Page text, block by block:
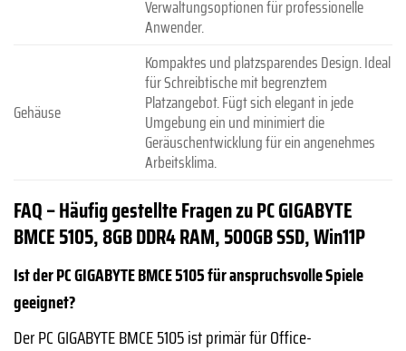
Verwaltungsoptionen für professionelle
Anwender.
Gehäuse
Kompaktes und platzsparendes Design. Ideal
für Schreibtische mit begrenztem
Platzangebot. Fügt sich elegant in jede
Umgebung ein und minimiert die
Geräuschentwicklung für ein angenehmes
Arbeitsklima.
FAQ – Häufig gestellte Fragen zu PC GIGABYTE
BMCE 5105, 8GB DDR4 RAM, 500GB SSD, Win11P
Ist der PC GIGABYTE BMCE 5105 für anspruchsvolle Spiele
geeignet?
Der PC GIGABYTE BMCE 5105 ist primär für Office-